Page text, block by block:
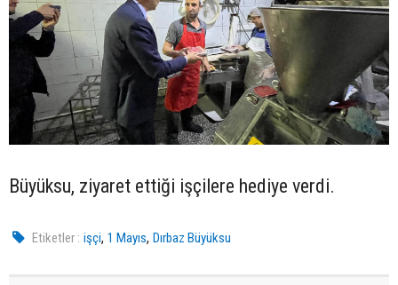
Büyüksu, ziyaret ettiği işçilere hediye verdi.
Etiketler : işçi,1 Mayıs,Dırbaz Büyüksu